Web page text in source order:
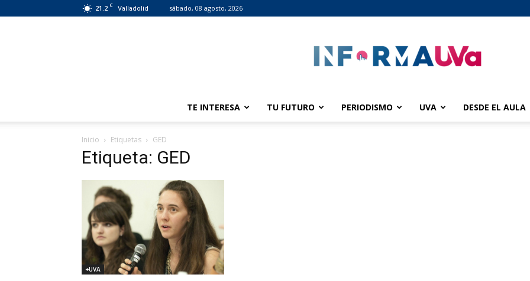
21.2 C Valladolid sábado, 08 agosto, 2026
informaUVA
TE INTERESA TU FUTURO PERIODISMO UVA DESDE EL AULA
Inicio Etiquetas GED
Etiqueta: GED
+UVA